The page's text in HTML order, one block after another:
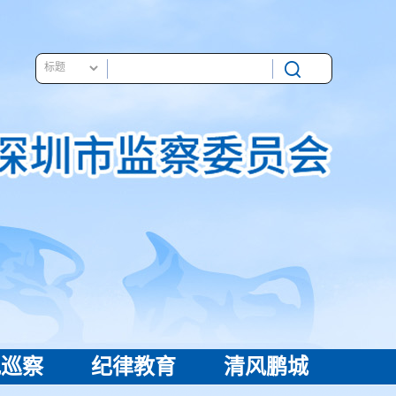
察 纪律教育 清风鹏城